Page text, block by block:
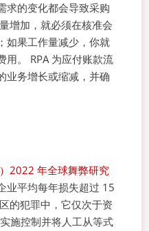
求的变化都会导致采购
增加，就必须在核准会
如果工作量减少，你就
用。 RPA 为应付账款流
业务增长或缩减，并确
2022 年全球舞弊研究
业平均每年损失超过 15
的犯罪中，它仅次于资
施控制并将人工从等式